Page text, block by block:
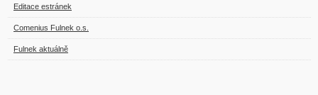
Editace estránek
Comenius Fulnek o.s.
Fulnek aktuálně